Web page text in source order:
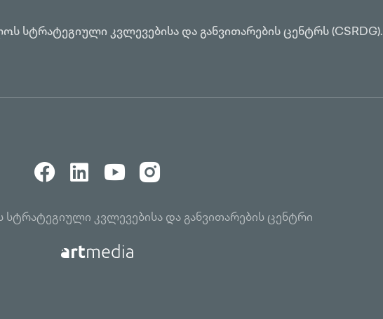
სტრატეგიული კვლევებისა და განვითარების ცენტრს (CSRDG).
სტრატეგიული კვლევებისა და განვითარების ცენტრი